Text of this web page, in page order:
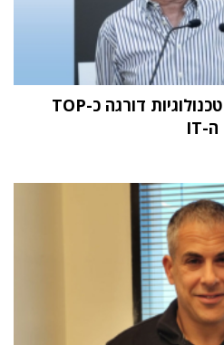
מחקר STKI השנתי: וואן טכנולוגיות דורגה כ-TOP